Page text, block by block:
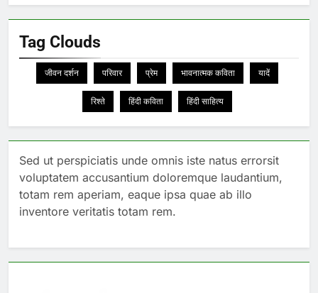
Tag Clouds
जीवन दर्शन परिवार प्रेम भावनात्मक कविता यादें
रिश्ते हिंदी कविता हिंदी साहित्य
Sed ut perspiciatis unde omnis iste natus errorsit
voluptatem accusantium doloremque laudantium,
totam rem aperiam, eaque ipsa quae ab illo
inventore veritatis totam rem.